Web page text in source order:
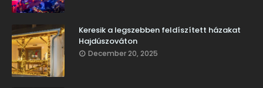
Keresik a legszebben feldíszített házakat
Hajdúszováton
December 20, 2025